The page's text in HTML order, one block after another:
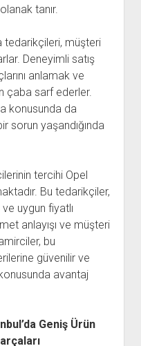
tanır.
tedarikçileri, müşteri
Deneyimli satış
anlamak ve
çaba sarf ederler.
konusunda da
sorun yaşandığında
tercihi Opel
Bu tedarikçiler,
uygun fiyatlı
anlayışı ve müşteri
bu
güvenilir ve
avantaj
Geniş Ürün